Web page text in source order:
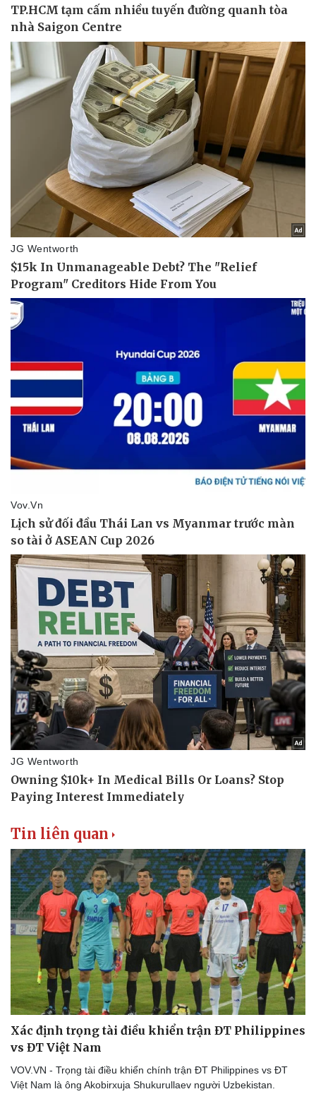
Doanh nghiệp
Thông tin doanh nghiệp
Doanh nghiệp 24h
Doanh nhân
Công nghệ
Sành điệu
Tin Công nghệ
Sức khỏe
Dinh dưỡng - món ngon
Cây thuốc
Sản phụ khoa
Nhi khoa
Nam khoa
Làm đẹp - giảm cân
Phòng mạch online
Ăn sạch sống khỏe
Đời sống
Nhà đẹp
Blog
Tình yêu - Gia đình
Sân khấu - Điện ảnh
Văn học
Âm nhạc
Di sản
Giải trí
Nghệ sĩ
Sao Việt
Tin liên quan
Xác định trọng tài điều khiển trận ĐT Philippines
vs ĐT Việt Nam
VOV.VN - Trọng tài điều khiển chính trận ĐT Philippines vs ĐT
Việt Nam là ông Akobirxuja Shukurullaev người Uzbekistan.